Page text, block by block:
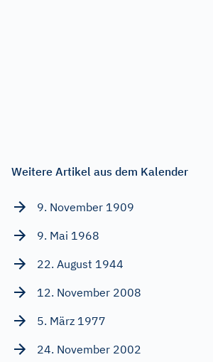
Weitere Artikel aus dem Kalender
9. November 1909
9. Mai 1968
22. August 1944
12. November 2008
5. März 1977
24. November 2002